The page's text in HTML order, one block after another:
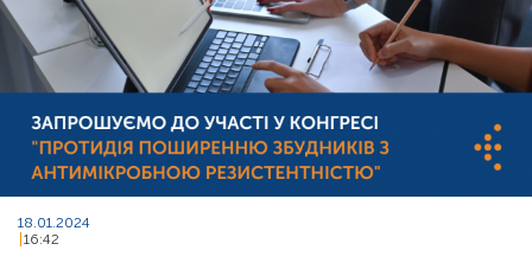
18.01.2024
16:42